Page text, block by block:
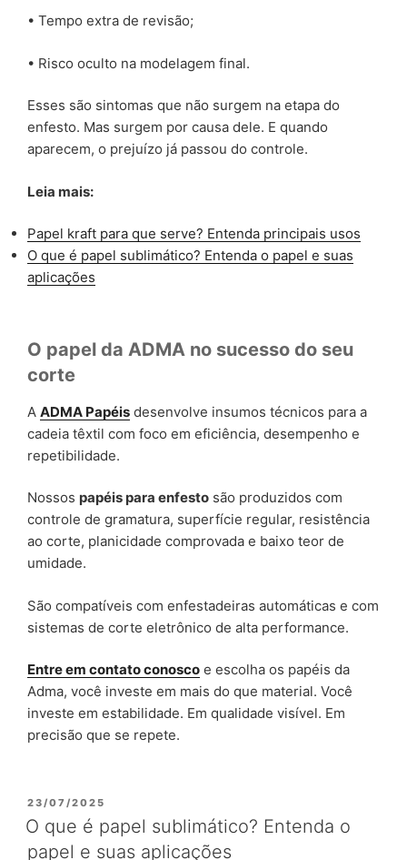
• Tempo extra de revisão;
• Risco oculto na modelagem final.
Esses são sintomas que não surgem na etapa do
enfesto. Mas surgem por causa dele. E quando
aparecem, o prejuízo já passou do controle.
Leia mais:
Papel kraft para que serve? Entenda principais usos
O que é papel sublimático? Entenda o papel e suas
aplicações
O papel da ADMA no sucesso do seu
corte
A ADMA Papéis desenvolve insumos técnicos para a
cadeia têxtil com foco em eficiência, desempenho e
repetibilidade.
Nossos papéis para enfesto são produzidos com
controle de gramatura, superfície regular, resistência
ao corte, planicidade comprovada e baixo teor de
umidade.
São compatíveis com enfestadeiras automáticas e com
sistemas de corte eletrônico de alta performance.
Entre em contato conosco e escolha os papéis da
Adma, você investe em mais do que material. Você
investe em estabilidade. Em qualidade visível. Em
precisão que se repete.
23/07/2025
O que é papel sublimático? Entenda o
papel e suas aplicações